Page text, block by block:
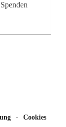
Cookies
-